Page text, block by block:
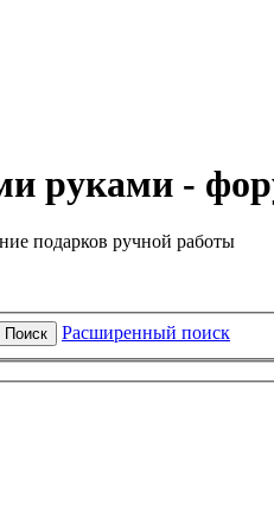
руками -
подарков ручной работы
Поиск Расширенный поиск